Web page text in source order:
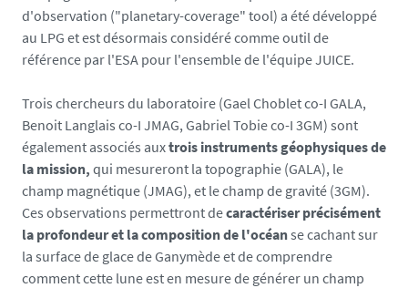
-
j
u
i
t
e
r
2
-
l
g
-
d'observation ("planetary-coverage" tool) a été développé
au LPG et est désormais considéré comme outil de
référence par l'ESA pour l'ensemble de l'équipe JUICE.
Trois chercheurs du laboratoire (Gael Choblet co-I GALA,
Benoit Langlais co-I JMAG, Gabriel Tobie co-I 3GM) sont
également associés auxtrois instruments géophysiques de
la mission, qui mesureront la topographie (GALA), le
champ magnétique (JMAG), et le champ de gravité (3GM).
Ces observations permettront decaractériser précisément
la profondeur et la composition de l'océanse cachant sur
la surface de glace de Ganymède et de comprendre
comment cette lune est en mesure de générer un champ